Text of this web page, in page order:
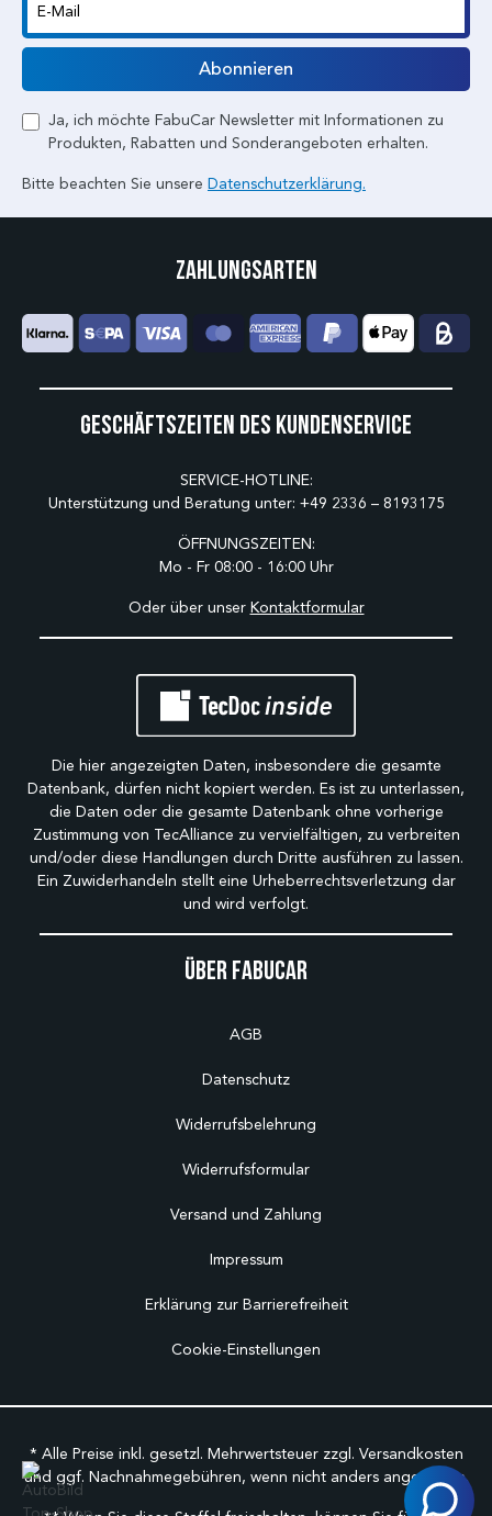
E-Mail
Abonnieren
Ja, ich möchte FabuCar Newsletter mit Informationen zu
Produkten, Rabatten und Sonderangeboten erhalten.
Bitte beachten Sie unsere Datenschutzerklärung.
Über Fabucar
AGB
Datenschutz
Widerrufsbelehrung
Widerrufsformular
Versand und Zahlung
Impressum
Erklärung zur Barrierefreiheit
Cookie-Einstellungen
Geschäftszeiten des Kundenservice
SERVICE-HOTLINE:
Unterstützung und Beratung unter: +49 2336 – 8193175
ÖFFNUNGSZEITEN:
Mo - Fr 08:00 - 16:00 Uhr
Oder über unser Kontaktformular
Zahlungsarten
Die hier angezeigten Daten, insbesondere die gesamte
Datenbank, dürfen nicht kopiert werden. Es ist zu unterlassen,
die Daten oder die gesamte Datenbank ohne vorherige
Zustimmung von TecAlliance zu vervielfältigen, zu verbreiten
und/oder diese Handlungen durch Dritte ausführen zu lassen.
Ein Zuwiderhandeln stellt eine Urheberrechtsverletzung dar
und wird verfolgt.
* Alle Preise inkl. gesetzl. Mehrwertsteuer zzgl. Versandkosten
und ggf. Nachnahmegebühren, wenn nicht anders angegeben.